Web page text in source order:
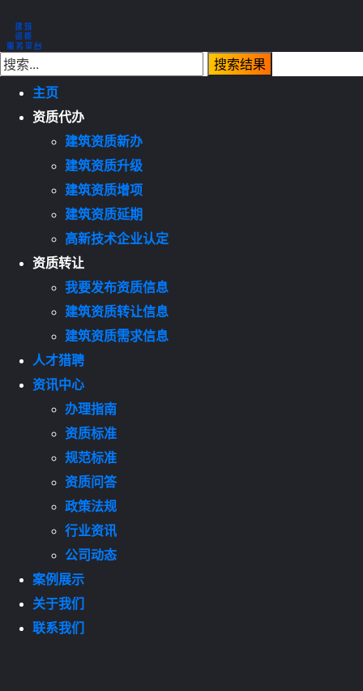
主页
资质代办
建筑资质新办
建筑资质升级
建筑资质增项
建筑资质延期
高新技术企业认定
资质转让
我要发布资质信息
建筑资质转让信息
建筑资质需求信息
人才猎聘
资讯中心
办理指南
资质标准
规范标准
资质问答
政策法规
行业资讯
公司动态
案例展示
关于我们
联系我们